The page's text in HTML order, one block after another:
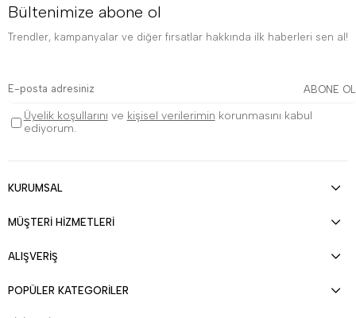
Bültenimize abone ol
Trendler, kampanyalar ve diğer fırsatlar hakkında ilk haberleri sen al!
ABONE OL
Üyelik koşullarını ve kişisel verilerimin korunmasını kabul
ediyorum.
KURUMSAL
MÜŞTERİ HİZMETLERİ
ALIŞVERİŞ
POPÜLER KATEGORİLER